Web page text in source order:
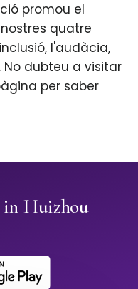
promou el
quatre
l'audàcia,
dubteu a visitar
per saber
in Huizhou